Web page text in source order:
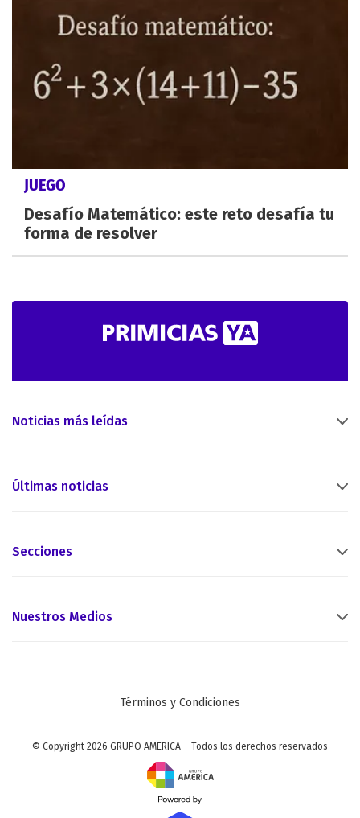
JUEGO
Desafío Matemático: este reto desafía tu
forma de resolver
Noticias más leídas
Últimas noticias
Secciones
Nuestros Medios
Términos y Condiciones
© Copyright 2026 GRUPO AMERICA – Todos los derechos reservados